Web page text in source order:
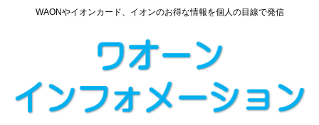
WAONやイオンカード、イオンのお得な情報を個人の目線で発信